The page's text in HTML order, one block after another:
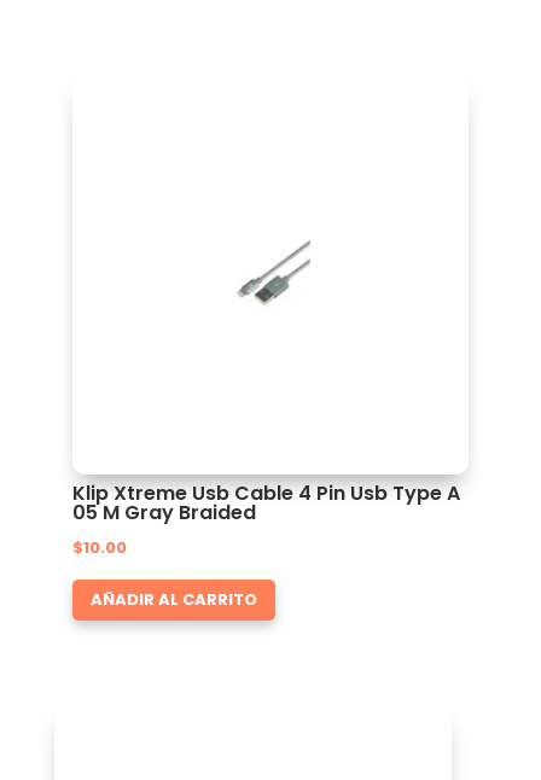
Klip Xtreme Usb Cable 4 Pin Usb Type A
05 M Gray Braided
$10.00
AÑADIR AL CARRITO